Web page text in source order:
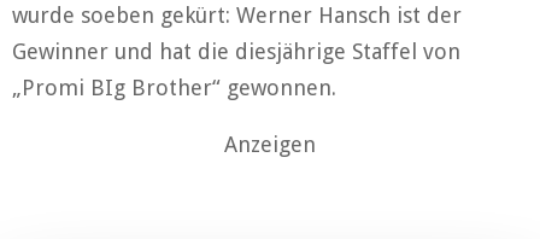
wurde soeben gekürt: Werner Hansch ist der
Gewinner und hat die diesjährige Staffel von
„Promi BIg Brother“ gewonnen.
Anzeigen